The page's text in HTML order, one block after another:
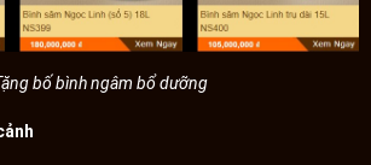
bố bình ngâm bổ dưỡng